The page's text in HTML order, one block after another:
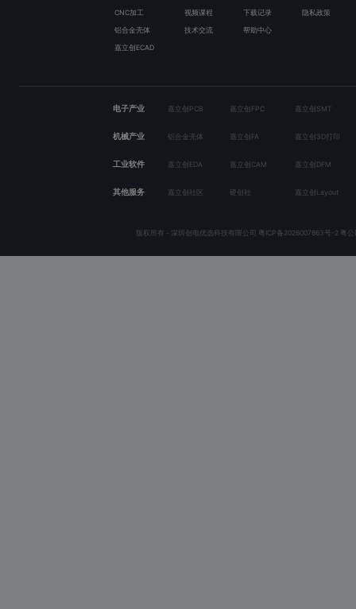
CNC加工 视频课程 下载记录 隐私政策
铝合金壳体 技术交流 帮助中心
嘉立创ECAD
电子产业 嘉立创PCB 嘉立创FPC 嘉立创SMT
机械产业 铝合金壳体 嘉立创FA 嘉立创3D打印
工业软件 嘉立创EDA 嘉立创CAM 嘉立创DFM
其他服务 嘉立创社区 硬创社 嘉立创Layout
版权所有 - 深圳创电优选科技有限公司 粤ICP备2026007863号-2 粤